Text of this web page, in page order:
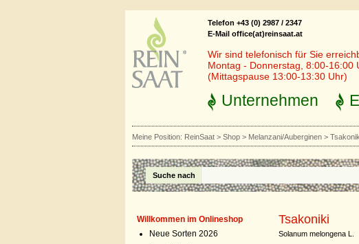
Telefon +43 (0) 2987 / 2347
E-Mail office(at)reinsaat.at
Wir sind telefonisch für Sie
Montag - Donnerstag, 8:00-16:00
(Mittagspause 13:00-13:30 Uhr)
Unternehmen
Meine Position: ReinSaat > Shop > Melanzani/Auberginen >
Suche nach
Willkommen im Onlineshop
Neue Sorten 2026
Tsakoniki
Solanum melongena L.